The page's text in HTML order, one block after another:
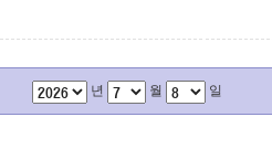
년 월 일